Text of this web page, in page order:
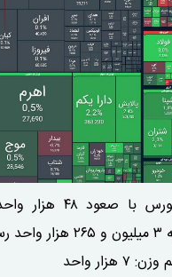
_شاخص کل بورس با
واحد